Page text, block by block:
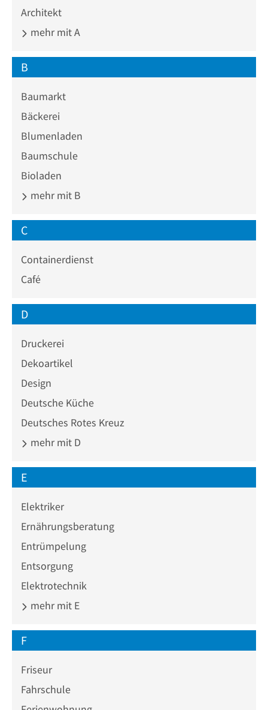
Architekt
mehr mit A
B
Baumarkt
Bäckerei
Blumenladen
Baumschule
Bioladen
mehr mit B
C
Containerdienst
Café
D
Druckerei
Dekoartikel
Design
Deutsche Küche
Deutsches Rotes Kreuz
mehr mit D
E
Elektriker
Ernährungsberatung
Entrümpelung
Entsorgung
Elektrotechnik
mehr mit E
F
Friseur
Fahrschule